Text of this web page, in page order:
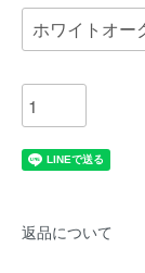
返品について